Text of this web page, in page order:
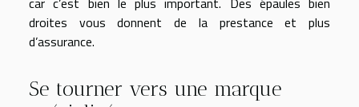
droites vous donnent de la prestance et plus
d’assurance.
Se tourner vers une marque